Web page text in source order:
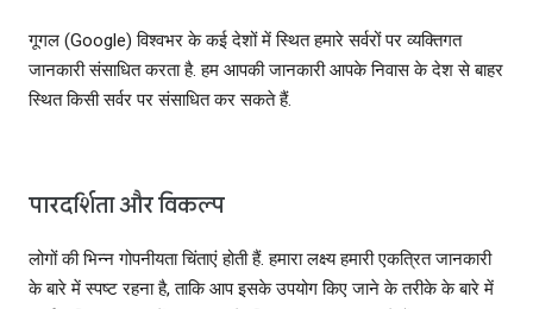
गूगल (Google) विश्वभर के कई देशों में स्थित हमारे सर्वरों पर व्‍यक्तिगत
जानकारी संसाधित करता है. हम आपकी जानकारी आपके निवास के देश से बाहर
स्थित किसी सर्वर पर संसाधित कर सकते हैं.
पारदर्शिता और विकल्‍प
लोगों की भिन्‍न गोपनीयता चिंताएं होती हैं. हमारा लक्ष्‍य हमारी एकत्रित जानकारी
के बारे में स्‍पष्ट रहना है, ताकि आप इसके उपयोग किए जाने के तरीके के बारे में